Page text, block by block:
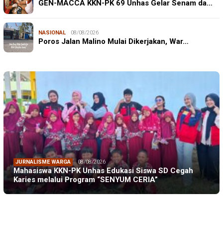
GEN-MACCA KKN-PK 69 Unhas Gelar Senam da…
NASIONAL 08/08/2026
Poros Jalan Malino Mulai Dikerjakan, War…
JURNALISME WARGA 08/08/2026
Mahasiswa KKN-PK Unhas Edukasi Siswa SD Cegah
Karies melalui Program “SENYUM CERIA”